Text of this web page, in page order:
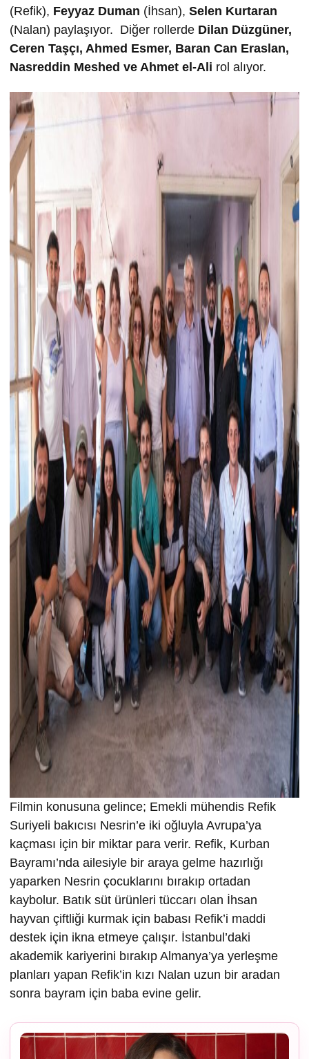
(Refik), Feyyaz Duman (İhsan), Selen Kurtaran
(Nalan) paylaşıyor. Diğer rollerde Dilan Düzgüner,
Ceren Taşçı, Ahmed Esmer, Baran Can Eraslan,
Nasreddin Meshed ve Ahmet el-Ali rol alıyor.
Filmin konusuna gelince; Emekli mühendis Refik
Suriyeli bakıcısı Nesrin’e iki oğluyla Avrupa’ya
kaçması için bir miktar para verir. Refik, Kurban
Bayramı’nda ailesiyle bir araya gelme hazırlığı
yaparken Nesrin çocuklarını bırakıp ortadan
kaybolur. Batık süt ürünleri tüccarı olan İhsan
hayvan çiftliği kurmak için babası Refik’i maddi
destek için ikna etmeye çalışır. İstanbul’daki
akademik kariyerini bırakıp Almanya’ya yerleşme
planları yapan Refik’in kızı Nalan uzun bir aradan
sonra bayram için baba evine gelir.